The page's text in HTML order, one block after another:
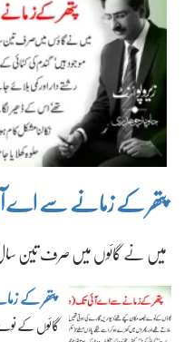
پتھر کے زمانے سے اے
میں نے گائوں میں صرف تین
پتھر کے
گائوں کے